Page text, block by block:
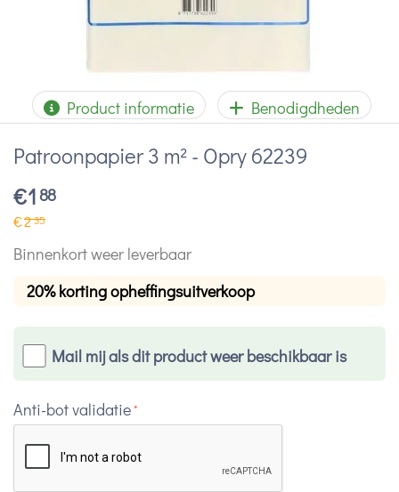
Product informatie Benodigdheden
Patroonpapier 3 m² - Opry 62239
€188
€235
Binnenkort weer leverbaar
20% korting opheffingsuitverkoop
Mail mij als dit product weer beschikbaar is
Anti-bot validatie